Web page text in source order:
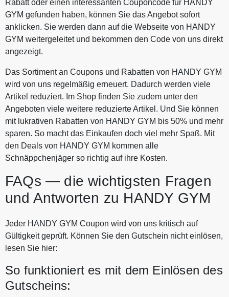
Rabatt oder einen interessanten Couponcode für HANDY
GYM gefunden haben, können Sie das Angebot sofort
anklicken. Sie werden dann auf die Webseite von HANDY
GYM weitergeleitet und bekommen den Code von uns direkt
angezeigt.
Das Sortiment an Coupons und Rabatten von HANDY GYM
wird von uns regelmäßig erneuert. Dadurch werden viele
Artikel reduziert. Im Shop finden Sie zudem unter den
Angeboten viele weitere reduzierte Artikel. Und Sie können
mit lukrativen Rabatten von HANDY GYM bis 50% und mehr
sparen. So macht das Einkaufen doch viel mehr Spaß. Mit
den Deals von HANDY GYM kommen alle
Schnäppchenjäger so richtig auf ihre Kosten.
FAQs — die wichtigsten Fragen
und Antworten zu HANDY GYM
Jeder HANDY GYM Coupon wird von uns kritisch auf
Gültigkeit geprüft. Können Sie den Gutschein nicht einlösen,
lesen Sie hier:
So funktioniert es mit dem Einlösen des
Gutscheins: